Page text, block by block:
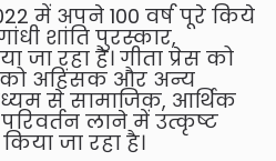
में अपने 100 वर्ष पूरे किये
शांति पुरस्कार,
जा रहा है। गीता प्रेस को
को अहिंसक और अन्य
से सामाजिक, आर्थिक
लाने में उत्कृष्ट
जा रहा है।